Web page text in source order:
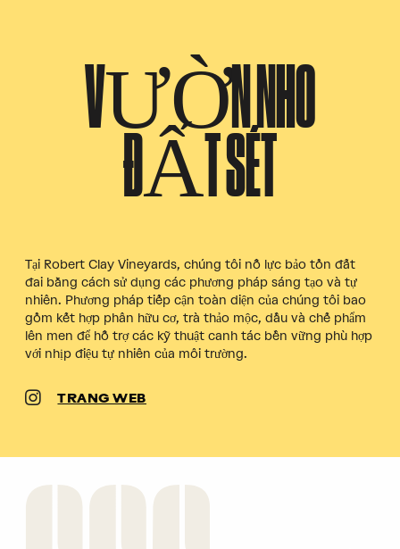
VƯỜN NHO
ĐẤT SÉT
Tại Robert Clay Vineyards, chúng tôi nỗ lực bảo tồn đất
đai bằng cách sử dụng các phương pháp sáng tạo và tự
nhiên. Phương pháp tiếp cận toàn diện của chúng tôi bao
gồm kết hợp phân hữu cơ, trà thảo mộc, dầu và chế phẩm
lên men để hỗ trợ các kỹ thuật canh tác bền vững phù hợp
với nhịp điệu tự nhiên của môi trường.
TRANG WEB